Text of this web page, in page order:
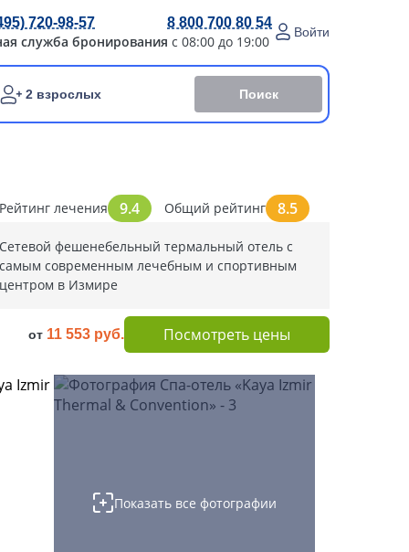
720-98-57 8 800 700 80 54
служба бронирования с 08:00 до 19:00
Войти
2 взрослых Поиск
Рейтинг лечения 9.4 Общий рейтинг 8.5
Сетевой фешенебельный термальный отель с
самым современным лечебным и спортивным
центром в Измире
от 11 553 руб. Посмотреть цены
Показать все фотографии